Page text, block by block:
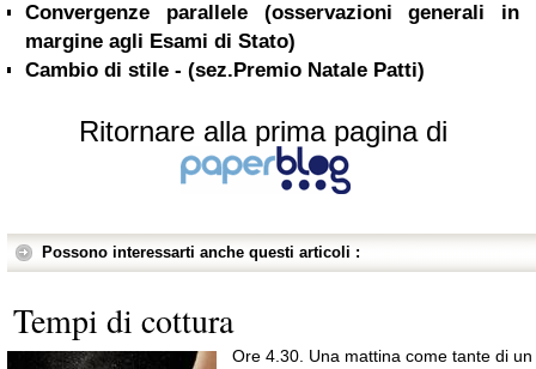
Convergenze parallele (osservazioni generali in
margine agli Esami di Stato)
Cambio di stile - (sez.Premio Natale Patti)
Ritornare alla prima pagina di
Possono interessarti anche questi articoli :
Tempi di cottura
Ore 4.30. Una mattina come tante di un